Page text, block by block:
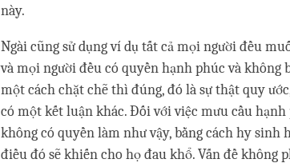
này.
Ngài cũng sử dụng ví dụ tất cả mọi người đều
và mọi người đều có quyền hạnh phúc và không
một cách chặt chẽ thì đúng, đó là sự thật quy
có một kết luận khác. Đối với việc mưu cầu
không có quyền làm như vậy, bằng cách hy sinh
điều đó sẽ khiến cho họ đau khổ. Vấn đề không